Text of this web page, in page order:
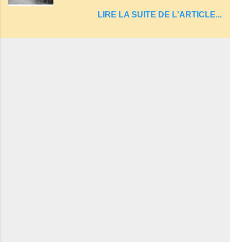
Servant . L'Hôtel-Restaurant Vindrié était
son jambon de pays et son poulet cocotte,
LIRE LA SUITE DE L'ARTICLE...